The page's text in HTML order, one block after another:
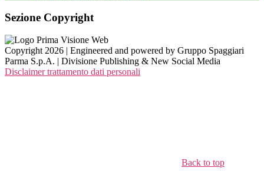
Sezione Copyright
Copyright 2026 | Engineered and powered by Gruppo Spaggiari
Parma S.p.A. | Divisione Publishing & New Social Media
Disclaimer trattamento dati personali
Back to top